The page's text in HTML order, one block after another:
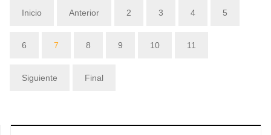
Inicio Anterior 2 3 4 5
6 7 8 9 10 11
Siguiente Final